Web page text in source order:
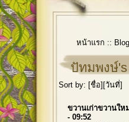
หน้าแรก ::
ปัทมพงษ์'s
Sort by: [ชื่อ][วันที่]
ขวานเก่าขวานให
- 09:52